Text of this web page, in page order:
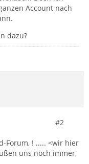
Account nach
dazu?
#2
Forum, ! ..... <wir hier
uns noch immer,